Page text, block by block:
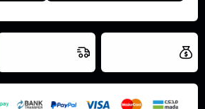
اسحب و افلت الملف هنا
استعراض